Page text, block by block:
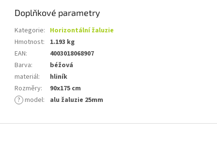
Doplňkové parametry
Kategorie: Horizontální žaluzie
Hmotnost:
1.193 kg
EAN:
4003018068907
Barva:
béžová
materiál:
hliník
Rozměry:
90x175 cm
? model: alu žaluzie 25mm